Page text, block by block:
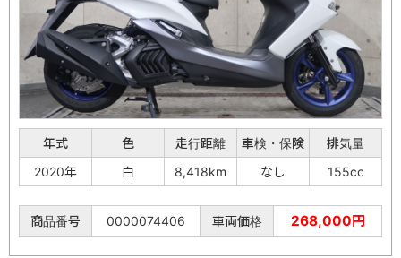
年式 色 走行距離 車検・保険
排気量
2020年
白 8,418km なし 155cc
商品番号 0000074406 車両価格 268,000円